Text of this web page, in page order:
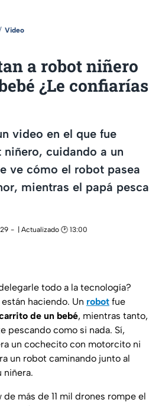
Video
a robot niñero
¿Le confiarías
video en el que fue
cuidando a un
ve cómo el robot pasea
mientras el papá pesca
| Actualizado 🕑 13:00
todo a la tecnología?
haciendo. Un robot fue
de un bebé, mientras tanto,
pescando como si nada. Sí,
un cochecito con motorcito ni
un robot caminando junto al
niñera.
de más de 11 mil drones rompe el